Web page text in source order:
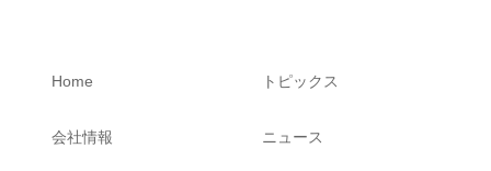
Home
会社情報
トピックス
ニュース